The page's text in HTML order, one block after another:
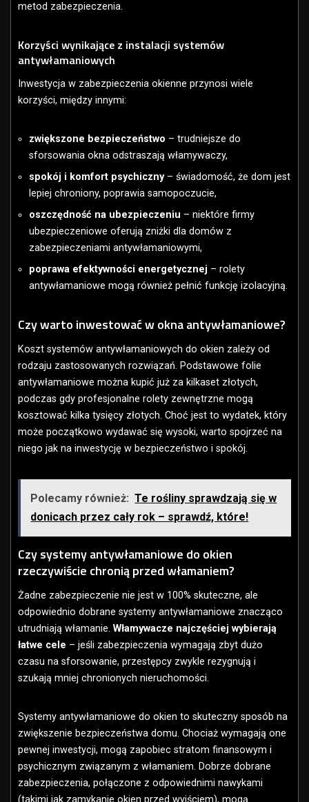
metod zabezpieczenia.
Korzyści wynikające z instalacji systemów
antywłamaniowych
Inwestycja w zabezpieczenia okienne przynosi wiele
korzyści, między innymi:
zwiększone bezpieczeństwo – trudniejsze do
sforsowania okna odstraszają włamywaczy,
spokój i komfort psychiczny– świadomość, że dom jest
lepiej chroniony, poprawia samopoczucie,
oszczędność na ubezpieczeniu – niektóre firmy
ubezpieczeniowe oferują zniżki dla domów z
zabezpieczeniami antywłamaniowymi,
poprawa efektywności energetycznej – rolety
antywłamaniowe mogą również pełnić funkcję izolacyjną.
Czy warto inwestować w okna antywłamaniowe?
Koszt systemów antywłamaniowych do okien zależy od
rodzaju zastosowanych rozwiązań. Podstawowe folie
antywłamaniowe można kupić już za kilkaset złotych,
podczas gdy profesjonalne rolety zewnętrzne mogą
kosztować kilka tysięcy złotych. Choć jest to wydatek, który
może początkowo wydawać się wysoki, warto spojrzeć na
niego jak na inwestycję w bezpieczeństwo i spokój.
Polecamy również: Te rośliny sprawdzają się w
donicach przez cały rok – sprawdź, które!
Czy systemy antywłamaniowe do okien
rzeczywiście chronią przed włamaniem?
Żadne zabezpieczenie nie jest w 100% skuteczne, ale
odpowiednio dobrane systemy antywłamaniowe znacząco
utrudniają włamanie. Włamywacze najczęściej wybierają
łatwe cele – jeśli zabezpieczenia wymagają zbyt dużo
czasu na sforsowanie, przestępcy zwykle rezygnują i
szukają mniej chronionych nieruchomości.
Systemy antywłamaniowe do okien to skuteczny sposób na
zwiększenie bezpieczeństwa domu. Chociaż wymagają one
pewnej inwestycji, mogą zapobiec stratom finansowym i
psychicznym związanym z włamaniem. Dobrze dobrane
zabezpieczenia, połączone z odpowiednimi nawykami